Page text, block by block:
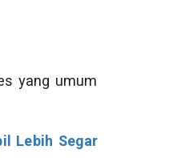
yang umum
Lebih Segar